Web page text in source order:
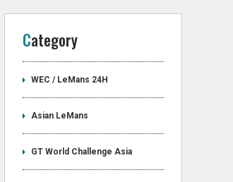
Category
WEC / LeMans 24H
Asian LeMans
GT World Challenge Asia